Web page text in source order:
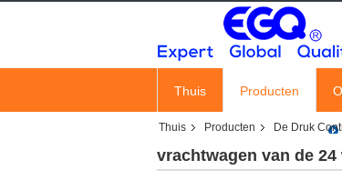
Thuis Producten
Thuis Producten De Druk
vrachtwagen van de